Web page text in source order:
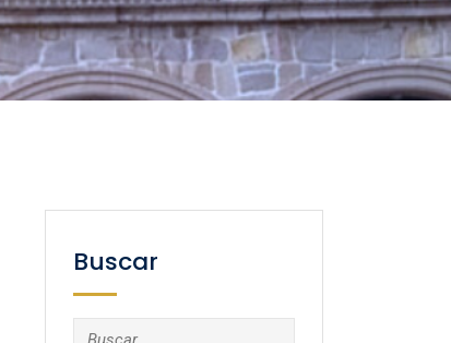
Buscar
Buscar: